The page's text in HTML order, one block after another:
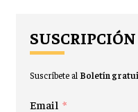
SUSCRIPCIÓN
Suscríbete al Boletín
Email